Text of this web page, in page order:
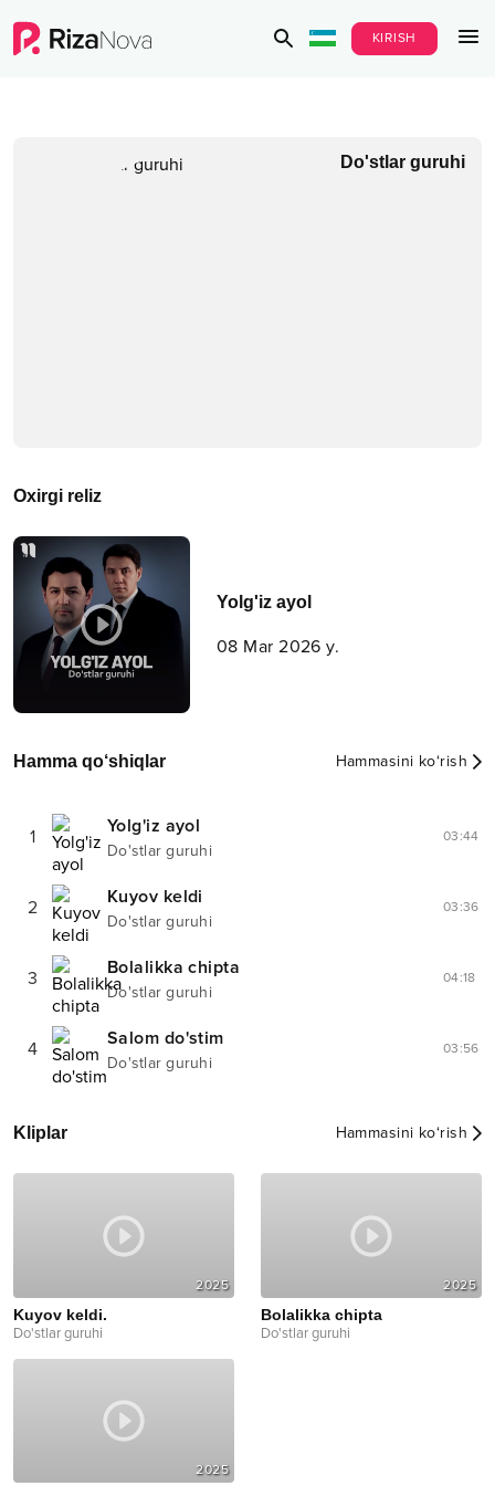
KIRISH
Do'stlar guruhi
Oxirgi reliz
Yolg'iz ayol
08 Mar 2026 y.
Hamma qo‘shiqlar Hammasini ko‘rish
1 Yolg'iz ayol
Do'stlar guruhi
03:44
2 Kuyov keldi
Do'stlar guruhi
03:36
3 Bolalikka chipta
Do'stlar guruhi
04:18
4 Salom do'stim
Do'stlar guruhi
03:56
Kliplar Hammasini ko‘rish
2025
Kuyov keldi.
Do'stlar guruhi
2025
Bolalikka chipta
Do'stlar guruhi
2025